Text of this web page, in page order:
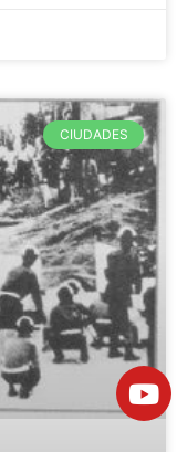
CIUDADES